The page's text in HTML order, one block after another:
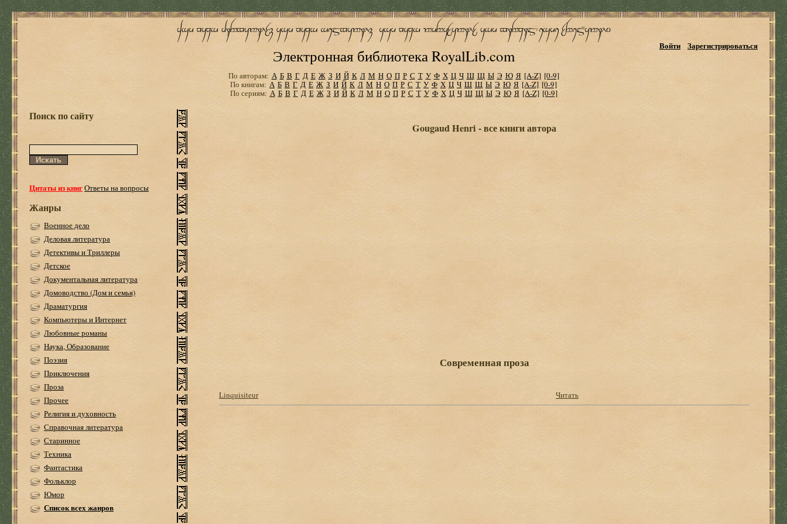
Электронная библиотека RoyalLib.com
Войти Зарегистрироваться
По авторам: А Б В Г Д Е Ж З И Й К Л М Н О П Р С Т У Ф Х Ц Ч Ш Щ Ы Э Ю Я [A-Z] [0-9]
По книгам: А Б В Г Д Е Ж З И Й К Л М Н О П Р С Т У Ф Х Ц Ч Ш Щ Ы Э Ю Я [A-Z] [0-9]
По сериям: А Б В Г Д Е Ж З И Й К Л М Н О П Р С Т У Ф Х Ц Ч Ш Щ Ы Э Ю Я [A-Z] [0-9]
Поиск по сайту
Цитаты из книгОтветы на вопросы
Жанры
Военное дело
Деловая литература
Детективы и Триллеры
Детское
Документальная литература
Домоводство (Дом и семья)
Драматургия
Компьютеры и Интернет
Любовные романы
Наука, Образование
Поэзия
Приключения
Проза
Прочее
Религия и духовность
Справочная литература
Старинное
Техника
Фантастика
Фольклор
Юмор
Список всех жанров
Gougaud Henri - все книги автора
Современная проза
Linquisiteur Читать